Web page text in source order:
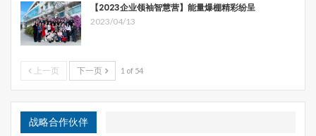
【2023企业领袖智慧营】能量爆棚精彩纷呈
2023/04/13
上一页 下一页 1 of 54
战略合作伙伴